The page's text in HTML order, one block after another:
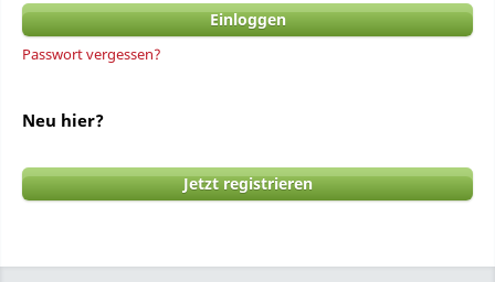
Passwort vergessen?
Neu hier?
Jetzt registrieren